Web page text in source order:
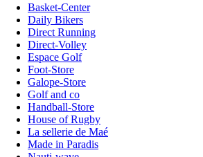
Basket-Center
Daily Bikers
Direct Running
Direct-Volley
Espace Golf
Foot-Store
Galope-Store
Golf and co
Handball-Store
House of Rugby
La sellerie de Maé
Made in Paradis